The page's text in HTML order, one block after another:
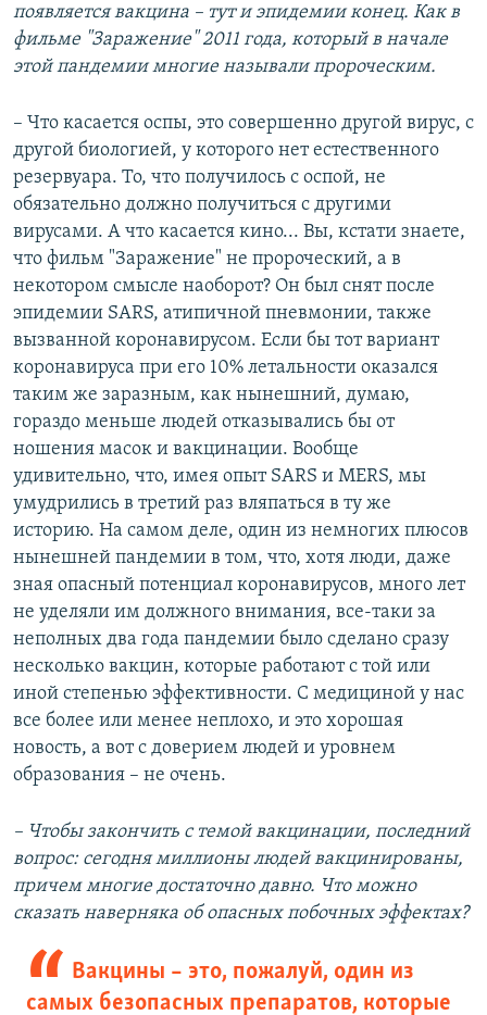
появляется вакцина – тут и эпидемии конец. Как в
фильме "Заражение" 2011 года, который в начале
этой пандемии многие называли пророческим.
– Что касается оспы, это совершенно другой вирус, с
другой биологией, у которого нет естественного
резервуара. То, что получилось с оспой, не
обязательно должно получиться с другими
вирусами. А что касается кино... Вы, кстати знаете,
что фильм "Заражение" не пророческий, а в
некотором смысле наоборот? Он был снят после
эпидемии SARS, атипичной пневмонии, также
вызванной коронавирусом. Если бы тот вариант
коронавируса при его 10% летальности оказался
таким же заразным, как нынешний, думаю,
гораздо меньше людей отказывались бы от
ношения масок и вакцинации. Вообще
удивительно, что, имея опыт SARS и MERS, мы
умудрились в третий раз вляпаться в ту же
историю. На самом деле, один из немногих плюсов
нынешней пандемии в том, что, хотя люди, даже
зная опасный потенциал коронавирусов, много лет
не уделяли им должного внимания, все-таки за
неполных два года пандемии было сделано сразу
несколько вакцин, которые работают с той или
иной степенью эффективности. С медициной у нас
все более или менее неплохо, и это хорошая
новость, а вот с доверием людей и уровнем
образования – не очень.
– Чтобы закончить с темой вакцинации, последний
вопрос: сегодня миллионы людей вакцинированы,
причем многие достаточно давно. Что можно
сказать наверняка об опасных побочных эффектах?
Вакцины – это, пожалуй, один из
самых безопасных препаратов, которые